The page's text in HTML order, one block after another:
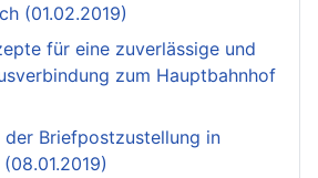
(01.02.2019)
für eine zuverlässige und
zum Hauptbahnhof
der Briefpostzustellung in